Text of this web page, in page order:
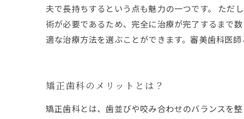
夫で長持ちするという点も魅力の一つです。 ただ
術が必要であるため、完全に治療が完了するまで
適な治療方法を選ぶことができます。審美歯科医
矯正歯科のメリットとは？
矯正歯科とは、歯並びや咬み合わせのバランスを